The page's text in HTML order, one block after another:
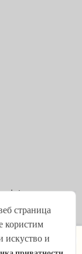
Tafra.
страница
користим
искуство и